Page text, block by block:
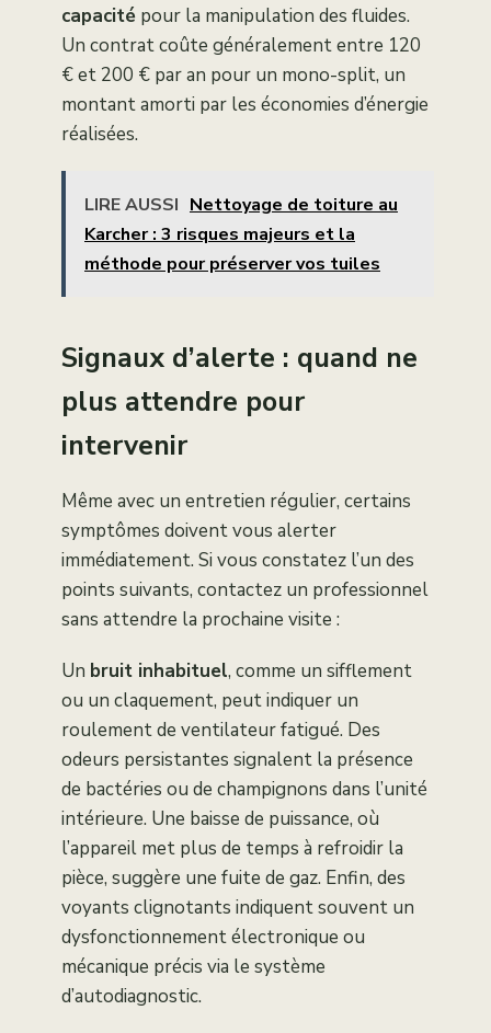
capacité pour la manipulation des fluides.
Un contrat coûte généralement entre 120
€ et 200 € par an pour un mono-split, un
montant amorti par les économies d’énergie
réalisées.
LIRE AUSSI Nettoyage de toiture au
Karcher : 3 risques majeurs et la
méthode pour préserver vos tuiles
Signaux d’alerte : quand ne
plus attendre pour
intervenir
Même avec un entretien régulier, certains
symptômes doivent vous alerter
immédiatement. Si vous constatez l’un des
points suivants, contactez un professionnel
sans attendre la prochaine visite :
Un bruit inhabituel, comme un sifflement
ou un claquement, peut indiquer un
roulement de ventilateur fatigué. Des
odeurs persistantes signalent la présence
de bactéries ou de champignons dans l’unité
intérieure. Une baisse de puissance, où
l’appareil met plus de temps à refroidir la
pièce, suggère une fuite de gaz. Enfin, des
voyants clignotants indiquent souvent un
dysfonctionnement électronique ou
mécanique précis via le système
d’autodiagnostic.